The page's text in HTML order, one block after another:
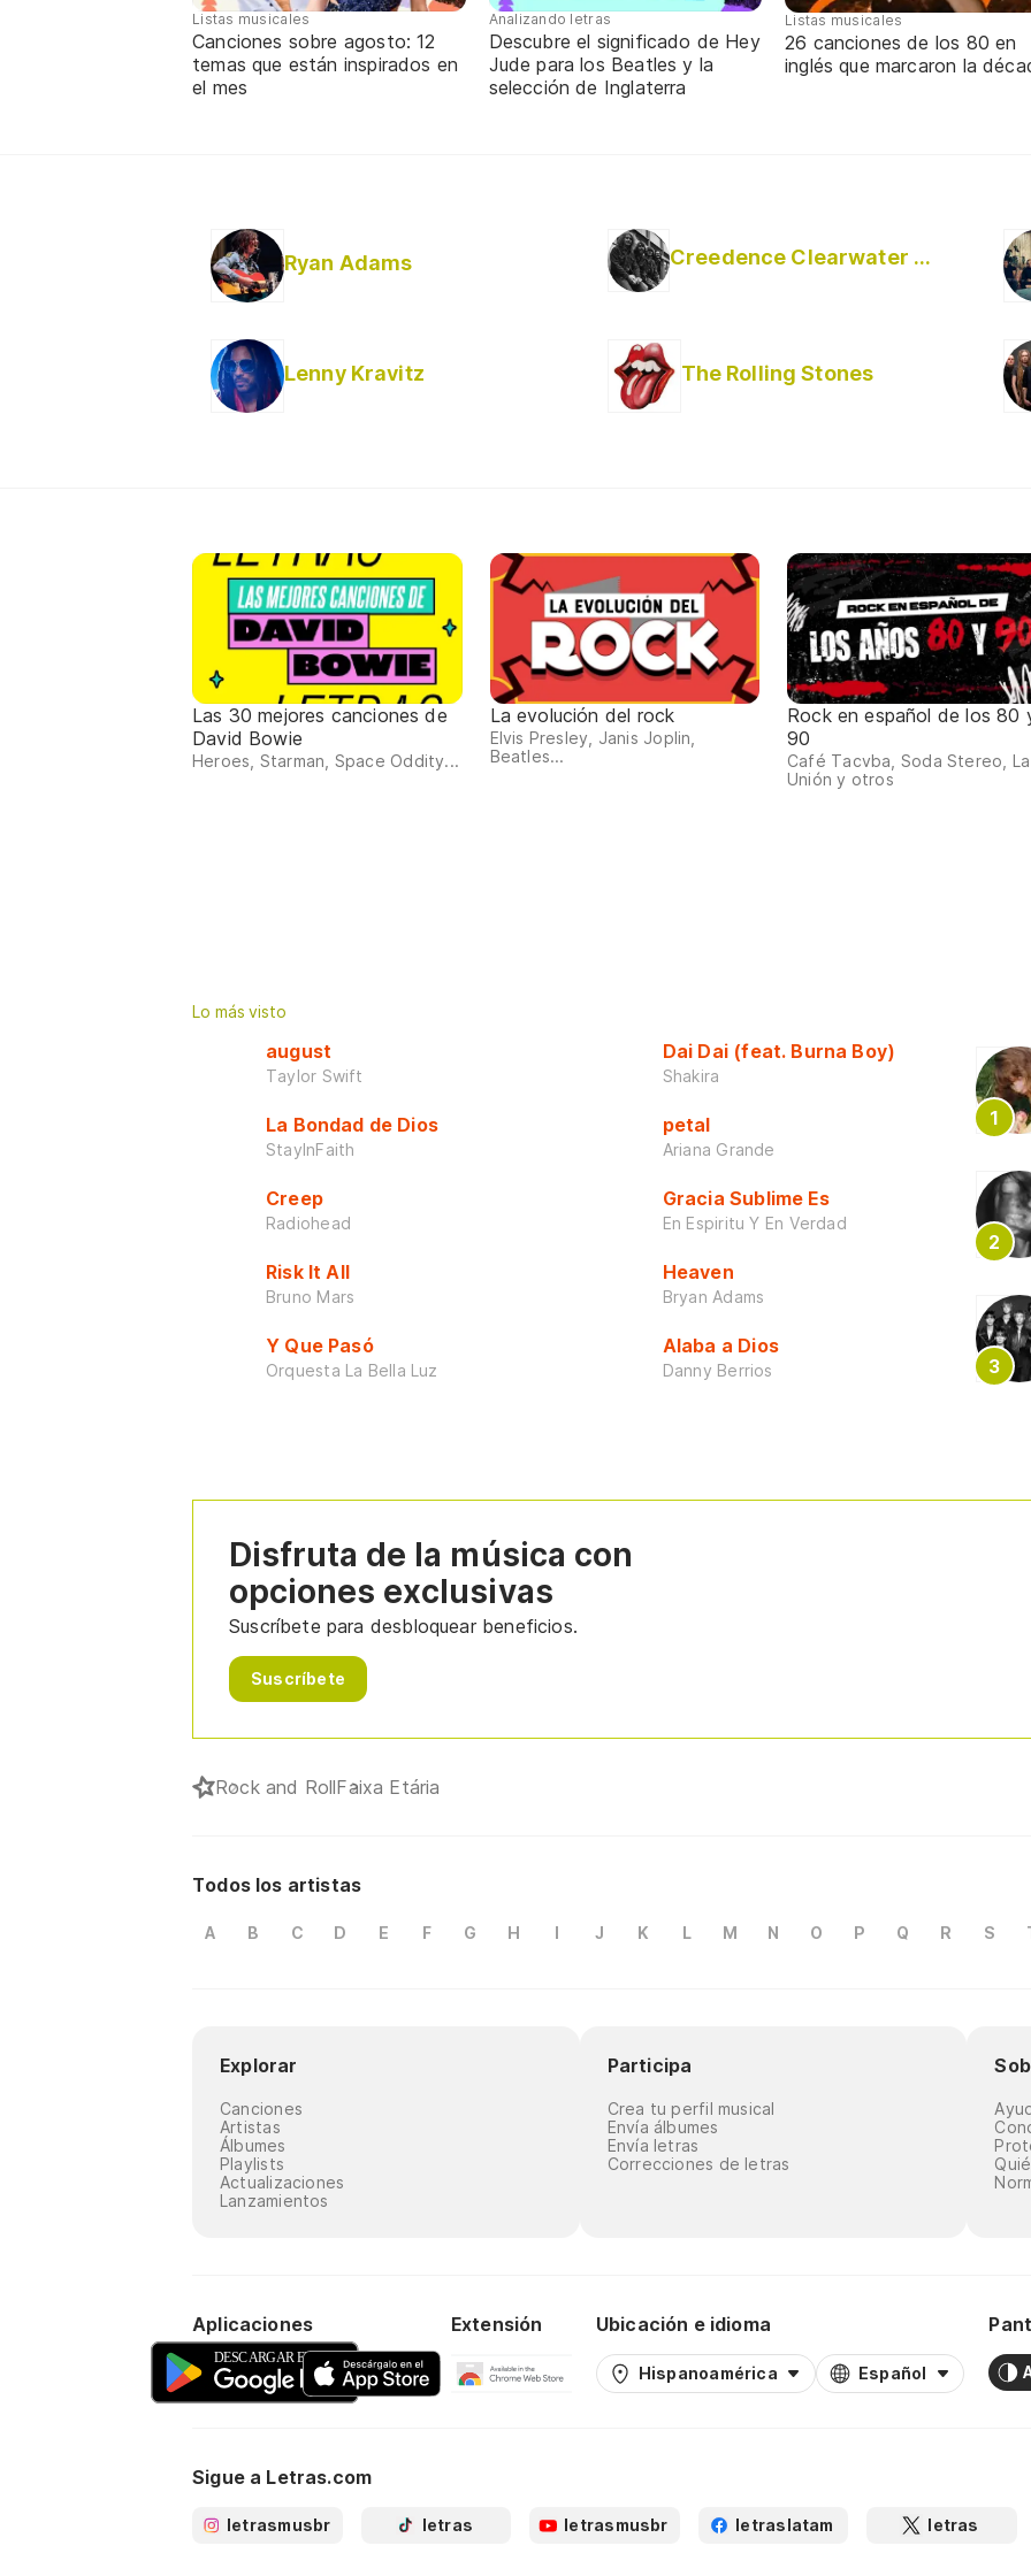
Listas musicales
Canciones sobre agosto: 12
temas que están inspirados en
el mes
Analizando letras
Descubre el significado de Hey
Jude para los Beatles y la
selección de Inglaterra
Listas musicales
26 canciones de los 80 en
inglés que marcaron la
Ryan Adams Creedence Clearwater Revival
Lenny Kravitz The Rolling Stones
Las 30 mejores canciones de
David Bowie
Heroes, Starman, Space Oddity...
La evolución del rock
Elvis Presley, Janis Joplin,
Beatles...
Rock en español de los 80
90
Café Tacvba, Soda Stereo, La
Unión y otros
Lo más visto
august
Taylor Swift
La Bondad de Dios
StayInFaith
Creep
Radiohead
Risk It All
Bruno Mars
Y Que Pasó
Orquesta La Bella Luz
Dai Dai (feat. Burna Boy)
Shakira
petal
Ariana Grande
Gracia Sublime Es
En Espiritu Y En Verdad
Heaven
Bryan Adams
Alaba a Dios
Danny Berrios
Disfruta de la música con
opciones exclusivas
Suscríbete para desbloquear beneficios.
Suscríbete
Rock and RollFaixa Etária
Todos los artistas
A B C D E F G H I J K L M N O P Q R S
Explorar
Canciones
Artistas
Álbumes
Playlists
Actualizaciones
Lanzamientos
Participa
Crea tu perfil musical
Envía álbumes
Envía letras
Correcciones de letras
Aplicaciones Extensión Ubicación e idioma
Hispanoamérica Español
Sigue a Letras.com
letrasmusbr letras letrasmusbr letraslatam letras